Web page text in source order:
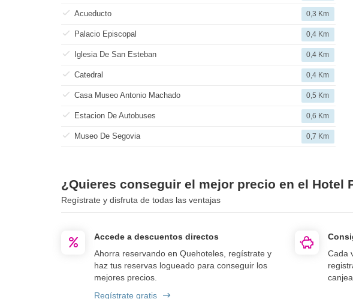
Acueducto 0,3 Km
Palacio Episcopal 0,4 Km
Iglesia De San Esteban 0,4 Km
Catedral 0,4 Km
Casa Museo Antonio Machado 0,5 Km
Estacion De Autobuses 0,6 Km
Museo De Segovia 0,7 Km
¿Quieres conseguir el mejor precio en el Hotel
Regístrate y disfruta de todas las ventajas
Accede a descuentos directos
Ahorra reservando en Quehoteles, regístrate y
haz tus reservas logueado para conseguir los
mejores precios.
Regístrate gratis
Cada